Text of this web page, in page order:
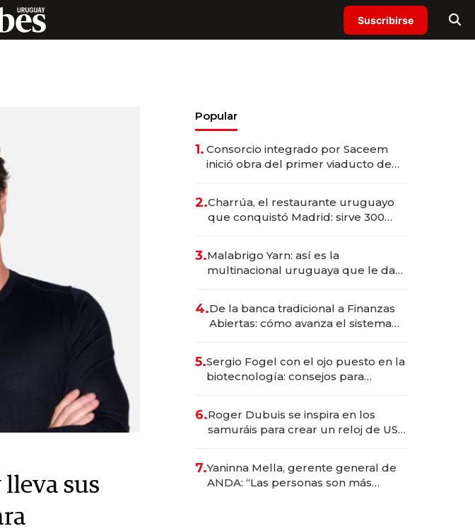
Suscribirse
sus
Popular
1. Consorcio integrado por Saceem
inició obra del primer viaducto de
millones
2.Charrúa, el restaurante uruguayo
que conquistó Madrid: sirve 300
prepara apertura
3.Malabrigo Yarn: así es la
multinacional uruguaya que le da
4.De la banca tradicional a Finanzas
Abiertas: cómo avanza el sistema
5.Sergio Fogel con el ojo puesto en la
biotecnología: consejos para
6.Roger Dubuis se inspira en los
samuráis para crear un reloj de US$
7.Yaninna Mella, gerente general de
ANDA: “Las personas son más